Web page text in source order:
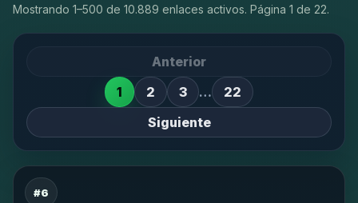
Mostrando 1–500 de 10.889 enlaces activos. Página 1 de 22.
Anterior
1
2 3 …
22
Siguiente
#6